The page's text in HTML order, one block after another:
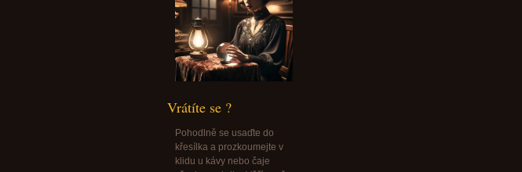
Vrátíte se ?
Pohodlně se usaďte do
křesílka a prozkoumejte v
klidu u kávy nebo čaje